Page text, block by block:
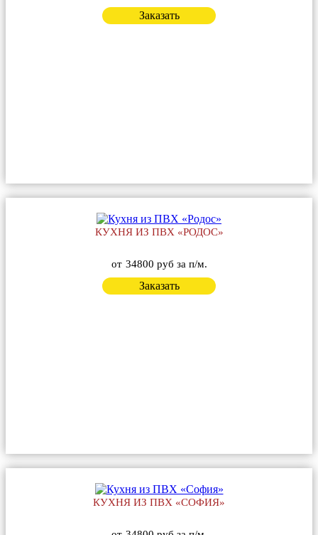
Заказать
КУХНЯ ИЗ ПВХ «РОДОС»
от 34800 руб за п/м.
Заказать
КУХНЯ ИЗ ПВХ «СОФИЯ»